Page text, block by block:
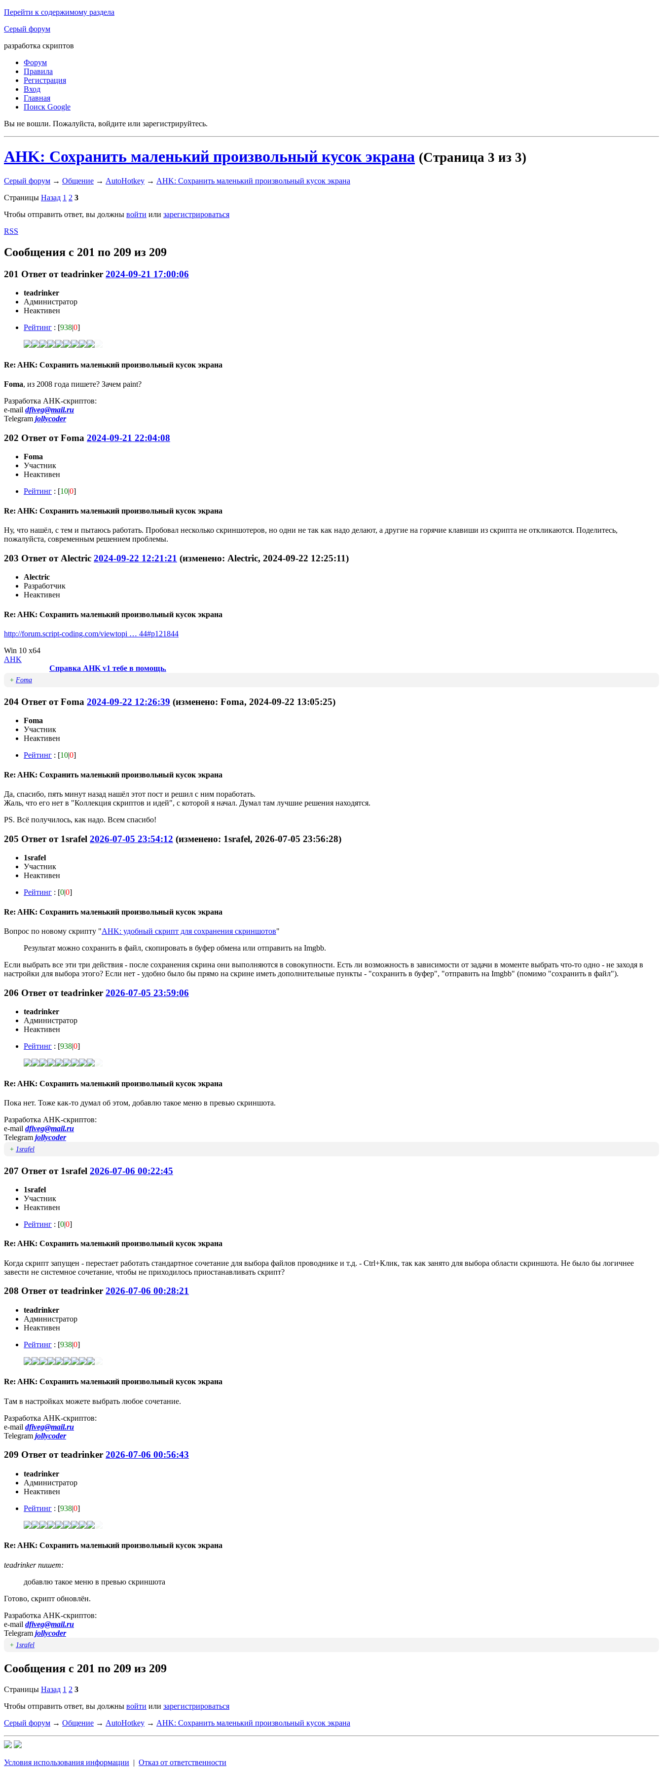
Перейти к содержимому раздела
Серый форум
разработка скриптов
Форум
Правила
Регистрация
Вход
Главная
Поиск Google
Вы не вошли. Пожалуйста, войдите или зарегистрируйтесь.
AHK: Сохранить маленький произвольный кусок экрана (Страница 3 из 3)
Серый форум → Общение → AutoHotkey → AHK: Сохранить маленький произвольный кусок экрана
Страницы Назад 1 2 3
Чтобы отправить ответ, вы должны войти или зарегистрироваться
RSS
Сообщения с 201 по 209 из 209
201 Ответ отteadrinker 2024-09-21 17:00:06
teadrinker
Администратор
Неактивен
Рейтинг : [938|0]
Re: AHK: Сохранить маленький произвольный кусок экрана
Foma, из 2008 года пишете? Зачем paint?
Разработка AHK-скриптов:
e-mail dfiveg@mail.ru
Telegram jollycoder
202 Ответ отFoma 2024-09-21 22:04:08
Foma
Участник
Неактивен
Рейтинг : [10|0]
Re: AHK: Сохранить маленький произвольный кусок экрана
Ну, что нашёл, с тем и пытаюсь работать. Пробовал несколько скриншотеров, но одни не так как надо делают, а другие на горячие клавиши из скрипта не откликаются. Поделитесь,
пожалуйста, современным решением проблемы.
203 Ответ от Alectric 2024-09-22 12:21:21 (изменено: Alectric, 2024-09-22 12:25:11)
Alectric
Разработчик
Неактивен
Re: AHK: Сохранить маленький произвольный кусок экрана
http://forum.script-coding.com/viewtopi … 44#p121844
Win 10 x64
AHK
Справка AHK v1 тебе в помощь.
+ Foma
204 Ответ отFoma 2024-09-22 12:26:39 (изменено: Foma, 2024-09-22 13:05:25)
Foma
Участник
Неактивен
Рейтинг : [10|0]
Re: AHK: Сохранить маленький произвольный кусок экрана
Да, спасибо, пять минут назад нашёл этот пост и решил с ним поработать.
Жаль, что его нет в "Коллекция скриптов и идей", с которой я начал. Думал там лучшие решения находятся.
PS. Всё получилось, как надо. Всем спасибо!
205 Ответ от 1srafel 2026-07-05 23:54:12 (изменено: 1srafel, 2026-07-05 23:56:28)
1srafel
Участник
Неактивен
Рейтинг : [0|0]
Re: AHK: Сохранить маленький произвольный кусок экрана
Вопрос по новому скрипту "AHK: удобный скрипт для сохранения скриншотов"
Результат можно сохранить в файл, скопировать в буфер обмена или отправить на Imgbb.
Если выбрать все эти три действия - после сохранения скрина они выполняются в совокупности. Есть ли возможность в зависимости от задачи в моменте выбрать что-то одно - не заходя в
настройки для выбора этого? Если нет - удобно было бы прямо на скрине иметь дополнительные пункты - "сохранить в буфер", "отправить на Imgbb" (помимо "сохранить в файл").
206 Ответ отteadrinker 2026-07-05 23:59:06
teadrinker
Администратор
Неактивен
Рейтинг : [938|0]
Re: AHK: Сохранить маленький произвольный кусок экрана
Пока нет. Тоже как-то думал об этом, добавлю такое меню в превью скриншота.
Разработка AHK-скриптов:
e-mail dfiveg@mail.ru
Telegram jollycoder
+ 1srafel
207 Ответ от 1srafel 2026-07-06 00:22:45
1srafel
Участник
Неактивен
Рейтинг : [0|0]
Re: AHK: Сохранить маленький произвольный кусок экрана
Когда скрипт запущен - перестает работать стандартное сочетание для выбора файлов проводнике и т.д. - Ctrl+Клик, так как занято для выбора области скриншота. Не было бы логичнее
завести не системное сочетание, чтобы не приходилось приостанавливать скрипт?
208 Ответ отteadrinker 2026-07-06 00:28:21
teadrinker
Администратор
Неактивен
Рейтинг : [938|0]
Re: AHK: Сохранить маленький произвольный кусок экрана
Там в настройках можете выбрать любое сочетание.
Разработка AHK-скриптов:
e-mail dfiveg@mail.ru
Telegram jollycoder
209 Ответ отteadrinker 2026-07-06 00:56:43
teadrinker
Администратор
Неактивен
Рейтинг : [938|0]
Re: AHK: Сохранить маленький произвольный кусок экрана
teadrinker пишет:
добавлю такое меню в превью скриншота
Готово, скрипт обновлён.
Разработка AHK-скриптов:
e-mail dfiveg@mail.ru
Telegram jollycoder
+ 1srafel
Сообщения с 201 по 209 из 209
Страницы Назад 1 2 3
Чтобы отправить ответ, вы должны войти или зарегистрироваться
Серый форум → Общение → AutoHotkey → AHK: Сохранить маленький произвольный кусок экрана
Условия использования информации | Отказ от ответственности